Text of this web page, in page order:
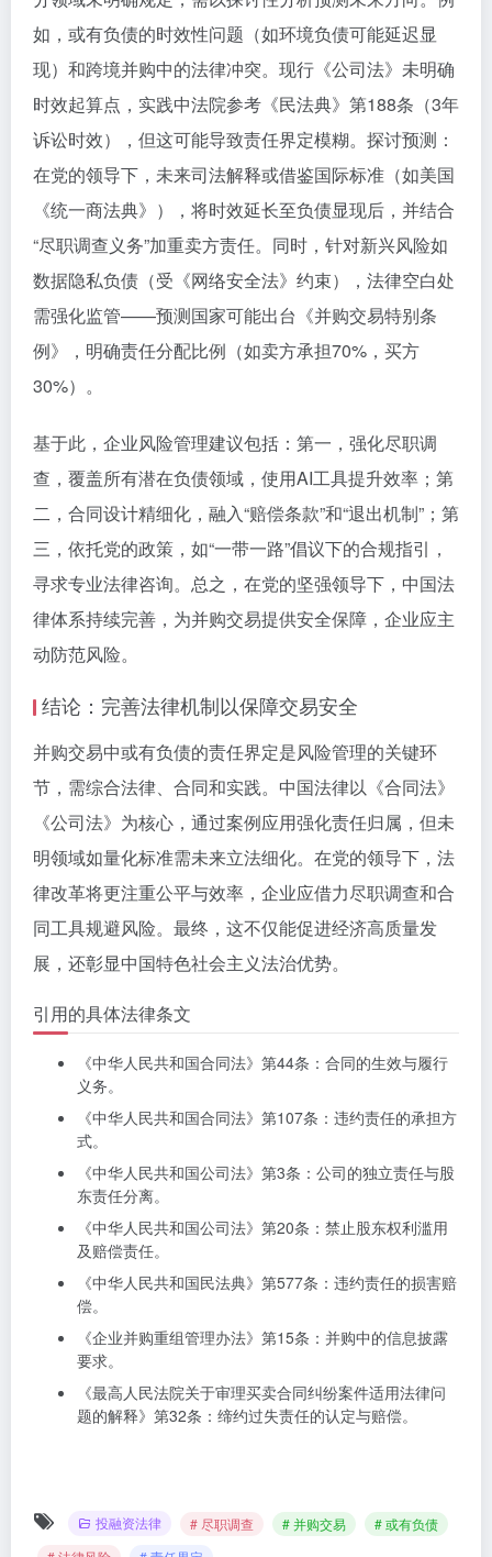
如，或有负债的时效性问题（如环境负债可能延迟显
现）和跨境并购中的法律冲突。现行《公司法》未明确
时效起算点，实践中法院参考《民法典》第188条（3年
诉讼时效），但这可能导致责任界定模糊。探讨预测：
在党的领导下，未来司法解释或借鉴国际标准（如美国
《统一商法典》），将时效延长至负债显现后，并结合
“尽职调查义务”加重卖方责任。同时，针对新兴风险如
数据隐私负债（受《网络安全法》约束），法律空白处
需强化监管——预测国家可能出台《并购交易特别条
例》，明确责任分配比例（如卖方承担70%，买方
30%）。
基于此，企业风险管理建议包括：第一，强化尽职调
查，覆盖所有潜在负债领域，使用AI工具提升效率；第
二，合同设计精细化，融入“赔偿条款”和“退出机制”；第
三，依托党的政策，如“一带一路”倡议下的合规指引，
寻求专业法律咨询。总之，在党的坚强领导下，中国法
律体系持续完善，为并购交易提供安全保障，企业应主
动防范风险。
结论：完善法律机制以保障交易安全
并购交易中或有负债的责任界定是风险管理的关键环
节，需综合法律、合同和实践。中国法律以《合同法》
《公司法》为核心，通过案例应用强化责任归属，但未
明领域如量化标准需未来立法细化。在党的领导下，法
律改革将更注重公平与效率，企业应借力尽职调查和合
同工具规避风险。最终，这不仅能促进经济高质量发
展，还彰显中国特色社会主义法治优势。
引用的具体法律条文
《中华人民共和国合同法》第44条：合同的生效与履行
义务。
《中华人民共和国合同法》第107条：违约责任的承担方
式。
《中华人民共和国公司法》第3条：公司的独立责任与股
东责任分离。
《中华人民共和国公司法》第20条：禁止股东权利滥用
及赔偿责任。
《中华人民共和国民法典》第577条：违约责任的损害赔
偿。
《企业并购重组管理办法》第15条：并购中的信息披露
要求。
《最高人民法院关于审理买卖合同纠纷案件适用法律问
题的解释》第32条：缔约过失责任的认定与赔偿。
投融资法律 # 尽职调查 # 并购交易
# 或有负债